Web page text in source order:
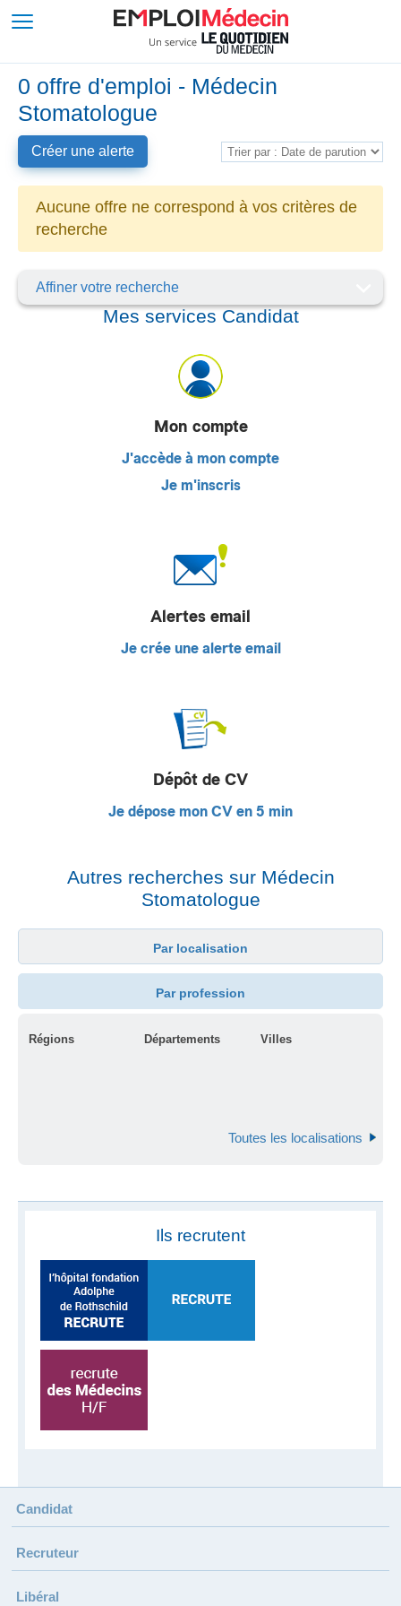
0 offre d'emploi - Médecin
Stomatologue
Créer une alerte
Aucune offre ne correspond à vos critères de
recherche
Affiner votre recherche
Mes services Candidat
Mon compte
J'accède à mon compte
Je m'inscris
Alertes email
Je crée une alerte email
Dépôt de CV
Je dépose mon CV en 5 min
Autres recherches sur Médecin
Stomatologue
Par localisation
Par profession
Régions Départements Villes
Toutes les localisations
Ils recrutent
Candidat
Recruteur
Libéral